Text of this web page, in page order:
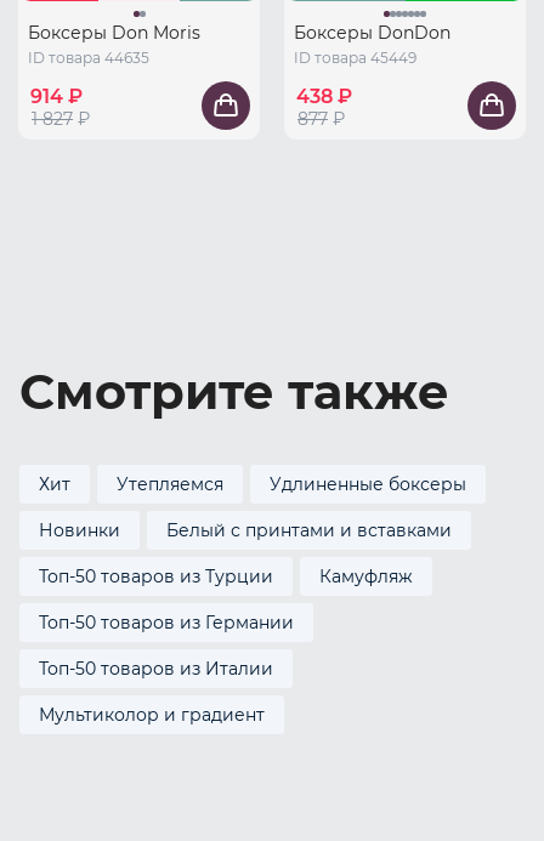
Боксеры Don Moris
ID товара 44635
914 ₽
1 827 ₽
Боксеры DonDon
ID товара 45449
438 ₽
877 ₽
Смотрите также
Хит Утепляемся Удлиненные боксеры
Новинки Белый с принтами и вставками
Топ-50 товаров из Турции Камуфляж
Топ-50 товаров из Германии
Топ-50 товаров из Италии
Мультиколор и градиент